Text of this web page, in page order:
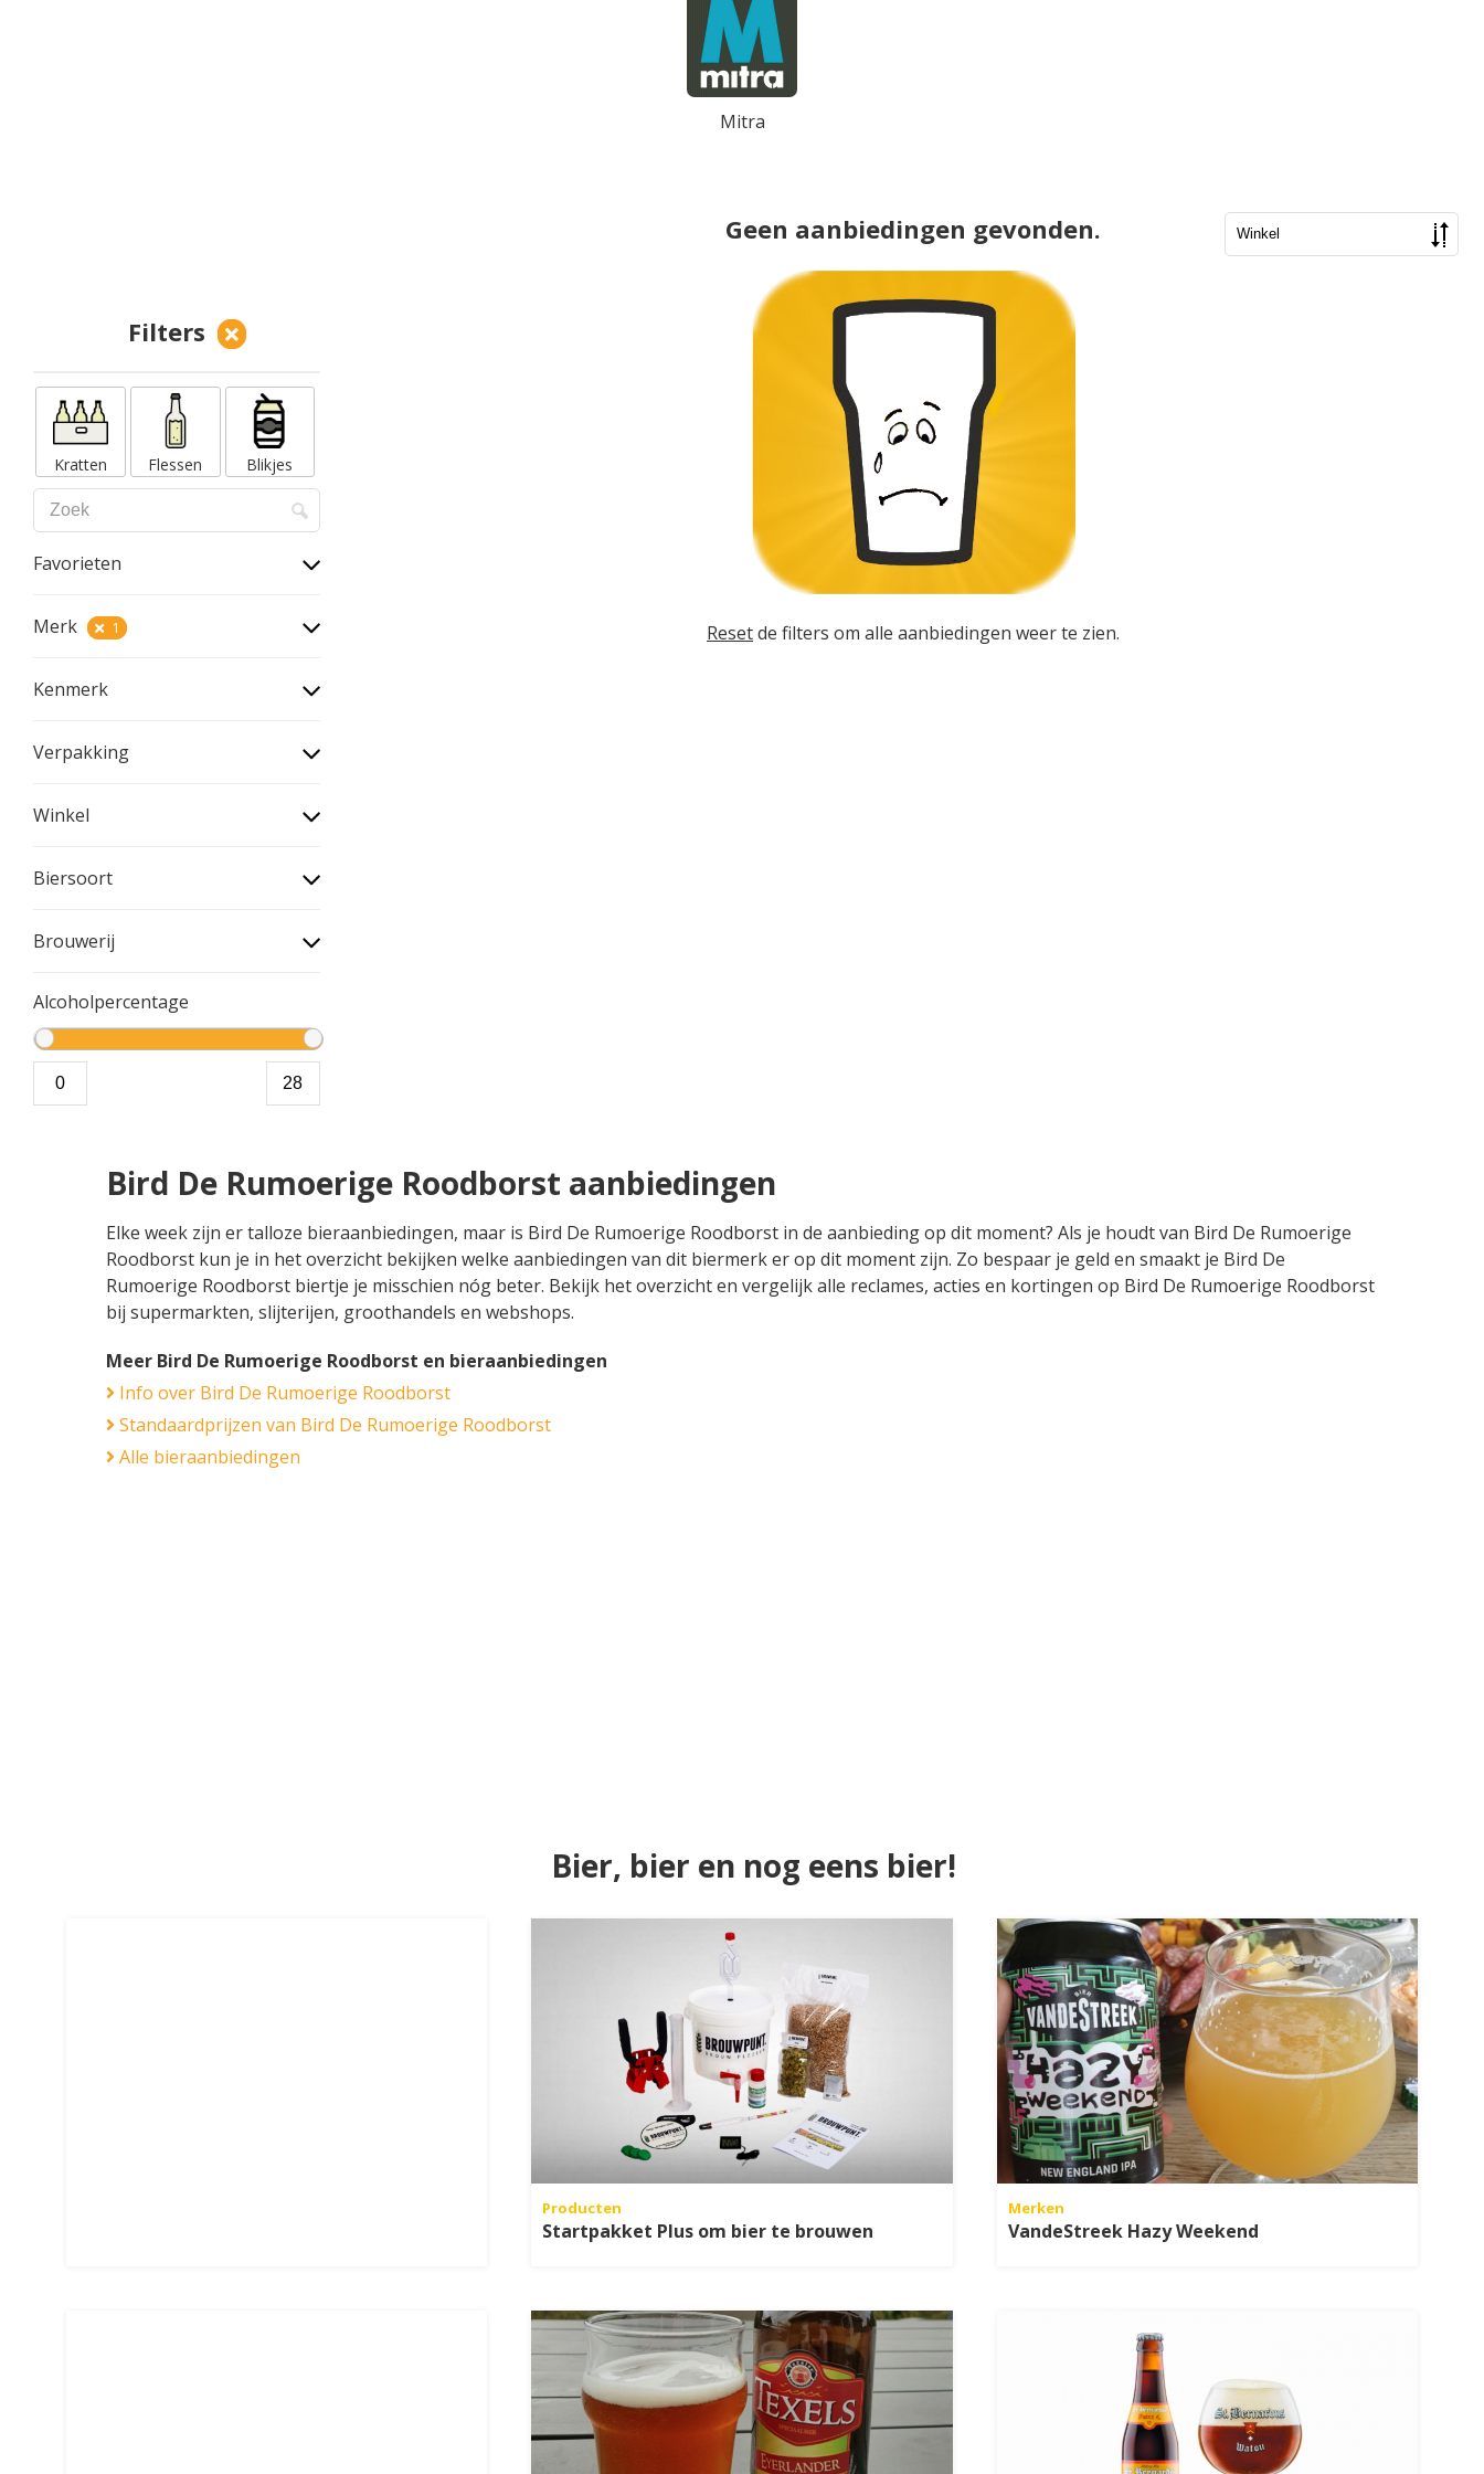
Mitra
Filters
Kratten Flessen Blikjes
Favorieten
Merk 1
Kenmerk
Verpakking
Winkel
Biersoort
Brouwerij
Alcoholpercentage
Geen aanbiedingen gevonden.
Resetde filters om alle aanbiedingen weer te zien.
Bird De Rumoerige Roodborst aanbiedingen
Elke week zijn er talloze bieraanbiedingen, maar is Bird De Rumoerige Roodborst in de aanbieding op dit moment? Als je houdt van Bird De Rumoerige
Roodborst kun je in het overzicht bekijken welke aanbiedingen van dit biermerk er op dit moment zijn. Zo bespaar je geld en smaakt je Bird De
Rumoerige Roodborst biertje je misschien nóg beter. Bekijk het overzicht en vergelijk alle reclames, acties en kortingen op Bird De Rumoerige Roodborst
bij supermarkten, slijterijen, groothandels en webshops.
Meer Bird De Rumoerige Roodborst en bieraanbiedingen
Info over Bird De Rumoerige Roodborst
Standaardprijzen van Bird De Rumoerige Roodborst
Alle bieraanbiedingen
Bier, bier en nog eens bier!
Producten
Startpakket Plus om bier te brouwen
Merken
VandeStreek Hazy Weekend